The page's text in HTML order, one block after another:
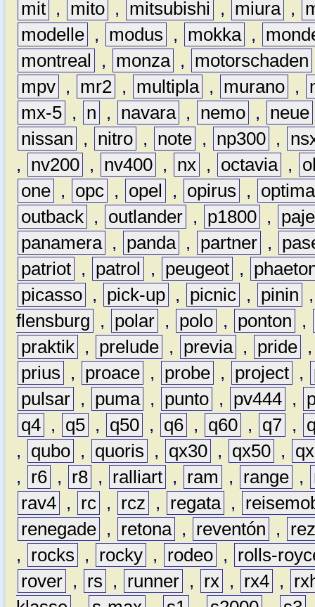
mit , mito , mitsubishi , miura ,
modelle , modus , mokka ,
montreal
, monza , motorschaden
mpv , mr2 , multipla , murano ,
mx-5 , n , navara , nemo , neue
nissan
, nitro , note , np300 ,
,
nv200 , nv400 , nx , octavia ,
one , opc , opel , opirus ,
optima
outback , outlander , p1800 ,
panamera , panda , partner ,
patriot , patrol , peugeot ,
picasso , pick-up , picnic , pinin
flensburg
, polar , polo , ponton
,
praktik , prelude , previa , pride
prius
, proace , probe , project ,
pulsar , puma , punto , pv444 ,
q4 , q5 , q50 , q6 , q60 , q7 ,
,
qubo , quoris , qx30 , qx50 ,
,
r6 , r8 , ralliart , ram , range ,
rav4 , rc , rcz , regata ,
renegade , retona , reventón ,
,
rocks , rocky , rodeo ,
rolls-
rover , rs , runner , rx , rx4 ,